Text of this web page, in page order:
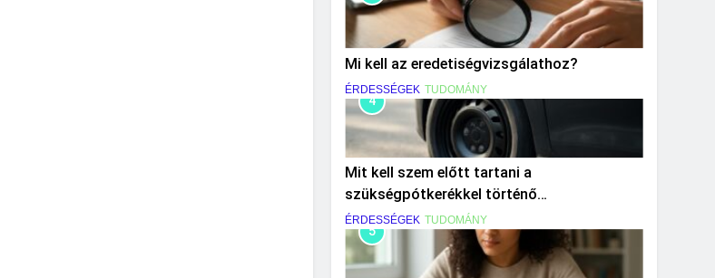
Mi kell az eredetiségvizsgálathoz?
ÉRDESSÉGEK TUDOMÁNY
4
Mit kell szem előtt tartani a
szükségpótkerékkel történő
közlekedéskor?
ÉRDESSÉGEK TUDOMÁNY
5